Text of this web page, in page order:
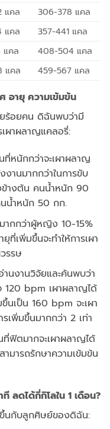
แคล
306-378 แคล
แคล
357-441 แคล
แคล
408-504 แคล
แคล 459-567 แคล
อายุ ความเข้มข้น
ร้อยคน ดิฉันพบว่ามี
ผาผลาญแคลอรี่:
หนักกว่าจะเผาผลาญ
งานมากกว่าในการขับ
ข้างต้น คนน้ำหนัก 90
น้ำหนัก 50 กก.
ากกว่าผู้หญิง 10-15%
ที่เพิ่มขึ้นจะทำให้การเผา
รรษ
นงานวิจัยและค้นพบว่า
120 bpm เผาผลาญได้
นเป็น 160 bpm จะเผา
เพิ่มขึ้นมากกว่า 2 เท่า
ฟิตมากจะเผาผลาญได้
ามารถรักษาความเข้มข้น
ลดได้กี่กิโลใน 1 เดือน?
นกับลูกศิษย์ของดิฉัน: